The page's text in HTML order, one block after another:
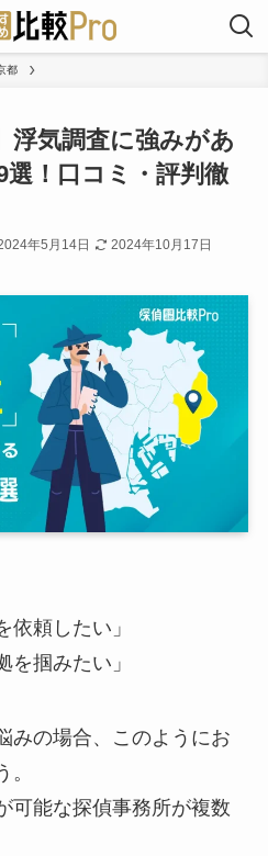
都
浮気調査に強みがあ
！口コミ・評判徹
年5月14日 2024年10月17日
依頼したい」
を掴みたい」
みの場合、このようにお
可能な探偵事務所が複数